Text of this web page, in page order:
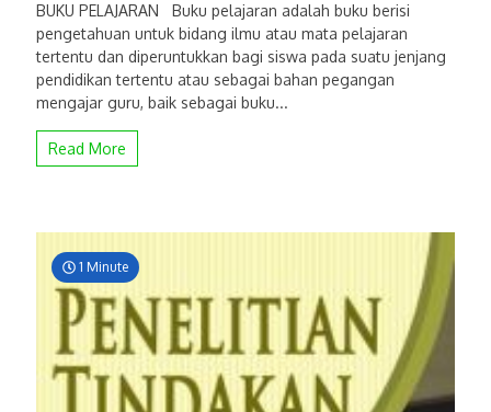
BUKU PELAJARAN Buku pelajaran adalah buku berisi
pengetahuan untuk bidang ilmu atau mata pelajaran
tertentu dan diperuntukkan bagi siswa pada suatu jenjang
pendidikan tertentu atau sebagai bahan pegangan
mengajar guru, baik sebagai buku...
Read More
1 Minute